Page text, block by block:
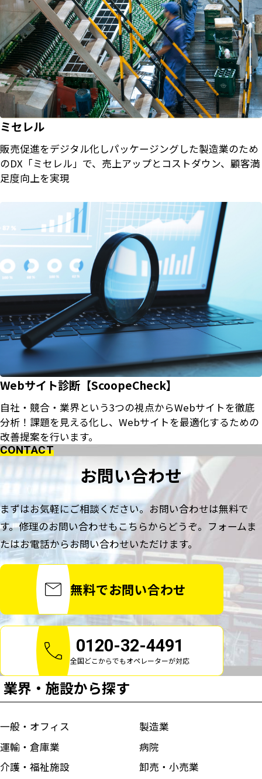
ミセレル
販売促進をデジタル化しパッケージングした製造業のため
のDX「ミセレル」で、売上アップとコストダウン、顧客満
足度向上を実現
Webサイト診断【ScoopeCheck】
自社・競合・業界という3つの視点からWebサイトを徹底
分析！課題を見える化し、Webサイトを最適化するための
改善提案を行います。
CONTACT
お問い合わせ
まずはお気軽にご相談ください。お問い合わせは無料で
す。修理のお問い合わせもこちらからどうぞ。 フォームま
たはお電話からお問い合わせいただけます。
無料でお問い合わせ
0120-32-4491
全国どこからでもオペレーターが対応
業界・施設から探す
一般・オフィス
製造業
運輸・倉庫業
病院
介護・福祉施設
卸売・小売業